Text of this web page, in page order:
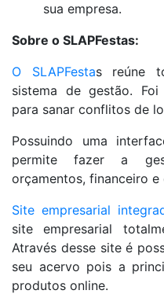
sua empresa.
Sobre o SLAPFestas:
O SLAPFestas reúne
sistema de gestão. Foi
para sanar conflitos de
Possuindo uma
permite fazer a
orçamentos, financeiro e
Site empresarial
site empresarial
Através desse site é
seu acervo pois a
produtos online.